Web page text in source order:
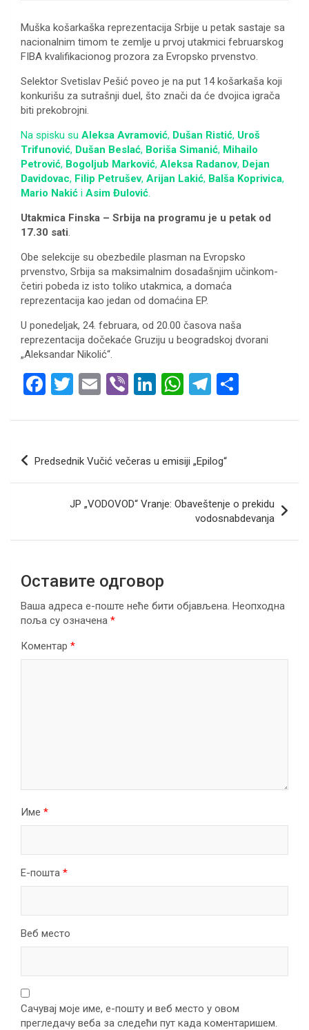
Muška košarkaška reprezentacija Srbije u petak sastaje sa
nacionalnim timom te zemlje u prvoj utakmici februarskog
FIBA kvalifikacionog prozora za Evropsko prvenstvo.
Selektor Svetislav Pešić poveo je na put 14 košarkaša koji
konkurišu za sutrašnji duel, što znači da će dvojica igrača
biti prekobrojni.
Na spisku su Aleksa Avramović, Dušan Ristić, Uroš
Trifunović, Dušan Beslać, Boriša Simanić, Mihailo
Petrović, Bogoljub Marković, Aleksa Radanov, Dejan
Davidovac, Filip Petrušev, Arijan Lakić, Balša Koprivica,
Mario Nakić i Asim Đulović.
Utakmica Finska – Srbija na programu je u petak od
17.30 sati.
Obe selekcije su obezbedile plasman na Evropsko
prvenstvo, Srbija sa maksimalnim dosadašnjim učinkom-
četiri pobeda iz isto toliko utakmica, a domaća
reprezentacija kao jedan od domaćina EP.
U ponedeljak, 24. februara, od 20.00 časova naša
reprezentacija dočekaće Gruziju u beogradskoj dvorani
„Aleksandar Nikolić“.
F
ce
b
o
T
tt
er
E
ail
Vi
er
Li
ke
n
W
at
s
A
p
T
e
gr
a
m
ar
Кретање
Predsednik Vučić večeras u emisiji „Epilog“
JP „VODOVOD“ Vranje: Obaveštenje o prekidu
vodosnabdevanja
Оставите одговор
Ваша адреса е-поште неће бити објављена. Неопходна
поља су означена *
Коментар *
Име *
Е-пошта *
Веб место
Сачувај моје име, е-пошту и веб место у овом
прегледачу веба за следећи пут када коментаришем.